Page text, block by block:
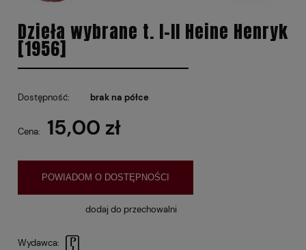
Dzieła wybrane t. I-II Heine Henryk
[1956]
Dostępność: brak na półce
Cena: 15,00 zł
POWIADOM O DOSTĘPNOŚCI
dodaj do przechowalni
Wydawca: